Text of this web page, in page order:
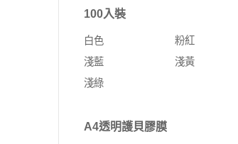
100入裝
白色
粉紅
淺藍
淺黃
淺綠
A4透明護貝膠膜